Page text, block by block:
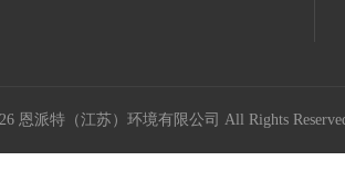
恩派特（江苏）环境有限公司 All Rights